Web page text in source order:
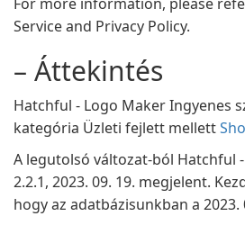
Service and Privacy Policy.
– Áttekintés
Hatchful - Logo Maker Ingyenes
kategória Üzleti fejlett mellett
A legutolsó változat-ból Hatchful
2.2.1, 2023. 09. 19. megjelent.
hogy az adatbázisunkban a 2023.